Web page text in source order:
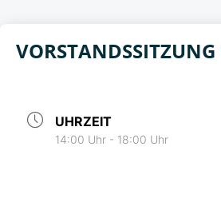
VORSTANDSSITZUNG
UHRZEIT
14:00 Uhr - 18:00 Uhr